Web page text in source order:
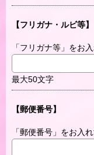
【フリガナ・ルビ等】
「フリガナ等」をお
最大50文字
【郵便番号】
「郵便番号」をお入